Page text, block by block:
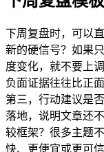
下周复盘时，可以
新的硬信号？如果
度变化，就不要上
负面证据往往比正
第三，行动建议是
落地，说明文章还
较框架？很多主题
快、更便宜或更可